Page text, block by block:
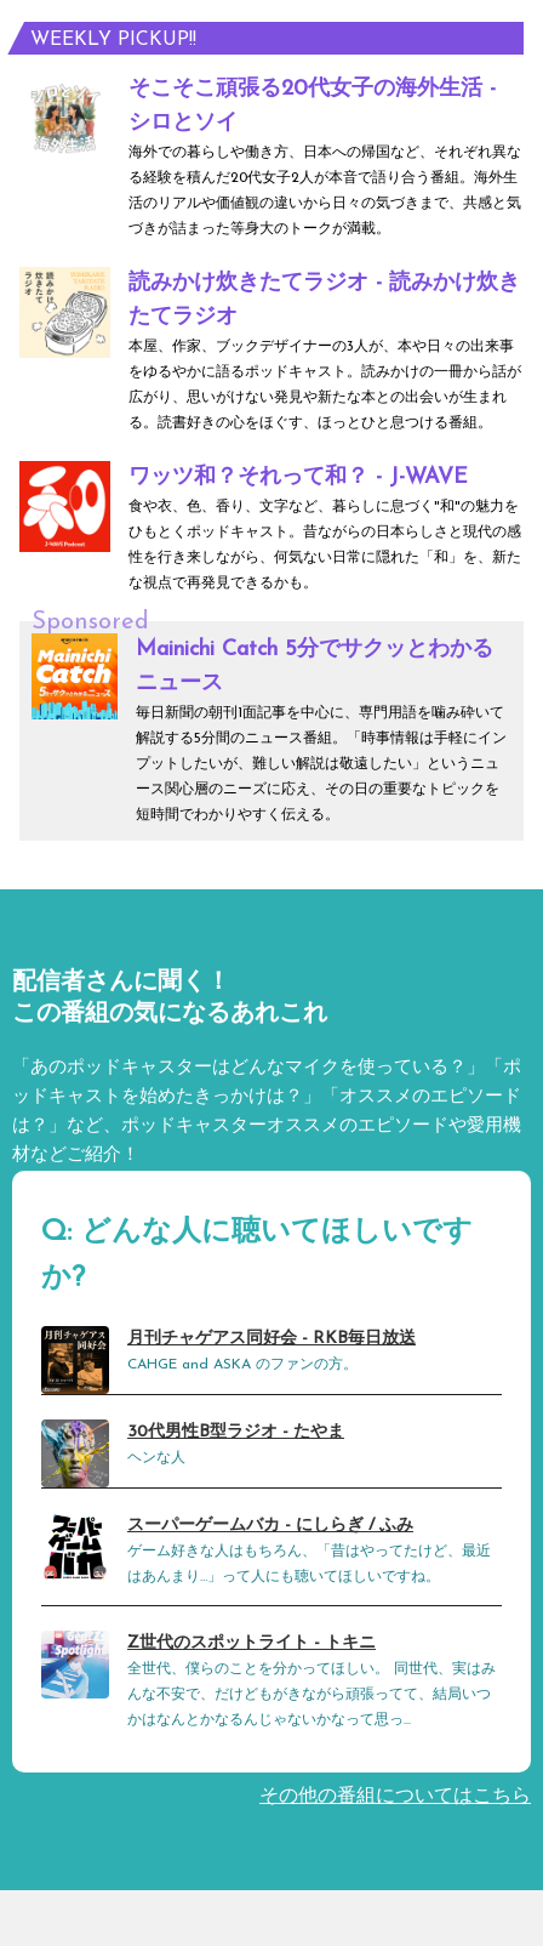
WEEKLY PICKUP!!
そこそこ頑張る20代女子の海外生活 -
シロとソイ
海外での暮らしや働き方、日本への帰国など、それぞれ異な
る経験を積んだ20代女子2人が本音で語り合う番組。海外生
活のリアルや価値観の違いから日々の気づきまで、共感と気
づきが詰まった等身大のトークが満載。
読みかけ炊きたてラジオ - 読みかけ炊き
たてラジオ
本屋、作家、ブックデザイナーの3人が、本や日々の出来事
をゆるやかに語るポッドキャスト。読みかけの一冊から話が
広がり、思いがけない発見や新たな本との出会いが生まれ
る。読書好きの心をほぐす、ほっとひと息つける番組。
ワッツ和？それって和？ - J-WAVE
食や衣、色、香り、文字など、暮らしに息づく"和"の魅力を
ひもとくポッドキャスト。昔ながらの日本らしさと現代の感
性を行き来しながら、何気ない日常に隠れた「和」を、新た
な視点で再発見できるかも。
Sponsored
Mainichi Catch 5分でサクッとわかる
ニュース
毎日新聞の朝刊1面記事を中心に、専門用語を噛み砕いて
解説する5分間のニュース番組。「時事情報は手軽にイン
プットしたいが、難しい解説は敬遠したい」というニュ
ース関心層のニーズに応え、その日の重要なトピックを
短時間でわかりやすく伝える。
配信者さんに聞く！
この番組の気になるあれこれ
「あのポッドキャスターはどんなマイクを使っている？」「ポ
ッドキャストを始めたきっかけは？」「オススメのエピソード
は？」など、 ポッドキャスターオススメのエピソードや愛用機
材などご紹介！
Q: どんな人に聴いてほしいです
か?
月刊チャゲアス同好会 - RKB毎日放送
CAHGE and ASKA のファンの方。
30代男性B型ラジオ - たやま
ヘンな人
スーパーゲームバカ - にしらぎ / ふみ
ゲーム好きな人はもちろん、「昔はやってたけど、最近
はあんまり…」って人にも聴いてほしいですね。
Z世代のスポットライト - トキニ
全世代、僕らのことを分かってほしい。 同世代、実はみ
んな不安で、だけどもがきながら頑張ってて、結局いつ
かはなんとかなるんじゃないかなって思っ...
その他の番組についてはこちら